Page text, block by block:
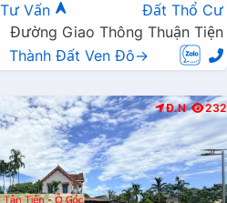
Tư Vấn
Đất Thổ Cư
Đường Giao Thông Thuận Tiện
Thành Đất Ven Đô→
Đ.N 232